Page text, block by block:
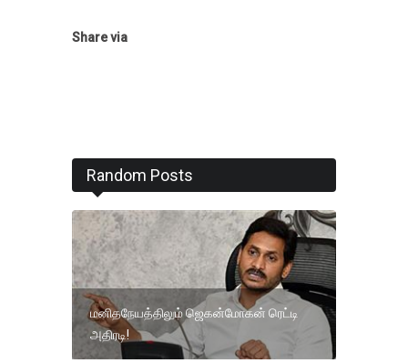
Share via
Random Posts
மனிதநேயத்திலும் ஜெகன்மோகன் ரெட்டி
அதிரடி!